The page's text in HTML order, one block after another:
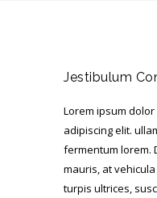
Jestibulum
Lorem ipsum
adipiscing elit.
fermentum lorem.
mauris, at
turpis ultrices,